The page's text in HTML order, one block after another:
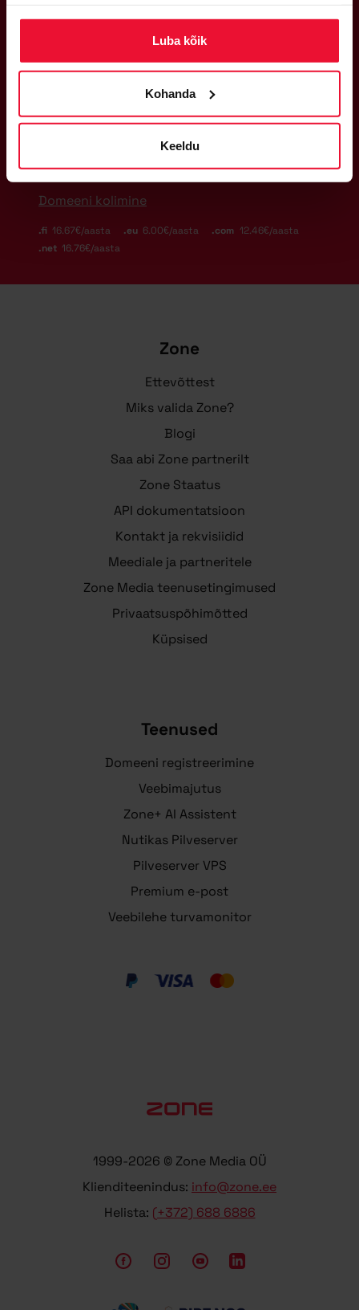
Luba kõik
Kohanda
Keeldu
REGISTREERIMINE
Vaata saadavust
Domeeni kolimine
.fi 16.67€/aasta .eu 6.00€/aasta .com 12.46€/aasta
.net 16.76€/aasta
1999-2026 © Zone Media OÜ
Klienditeenindus: info@zone.ee
Helista: (+372) 688 6886
Zone
Ettevõttest
Miks valida Zone?
Blogi
Saa abi Zone partnerilt
Zone Staatus
API dokumentatsioon
Kontakt ja rekvisiidid
Meediale ja partneritele
Zone Media teenusetingimused
Privaatsuspõhimõtted
Küpsised
Teenused
Domeeni registreerimine
Veebimajutus
Zone+ AI Assistent
Nutikas Pilveserver
Pilveserver VPS
Premium e-post
Veebilehe turvamonitor